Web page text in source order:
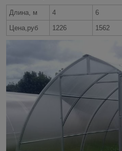
Длина, м 4 6
Цена,руб
1226 1562